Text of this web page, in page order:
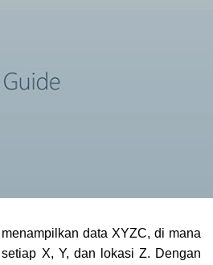
data XYZC, di mana
X, Y, dan lokasi Z. Dengan